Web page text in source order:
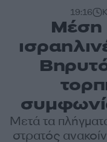
19:16
Μέση
Μετά τα
στρατός